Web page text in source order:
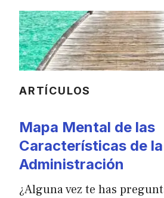
ARTÍCULOS
Mapa Mental de las
Características de la
Administración
¿Alguna vez te has